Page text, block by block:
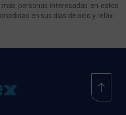
personas interesadas en estos
en sus días de ocio y relax.